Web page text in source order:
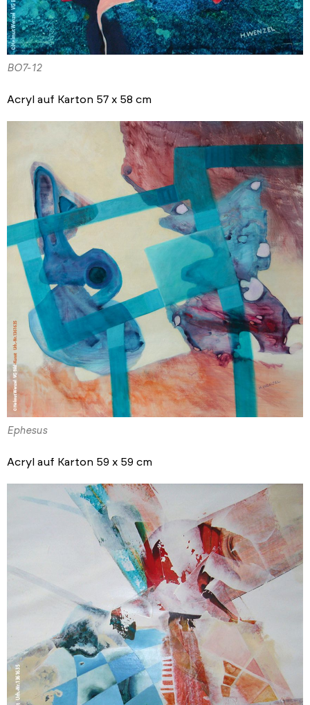
BO7-12
Acryl auf Karton 57 x 58 cm
Ephesus
Acryl auf Karton 59 x 59 cm